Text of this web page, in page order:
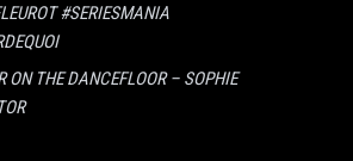
#SERIESMANIA
ON THE DANCEFLOOR – SOPHIE